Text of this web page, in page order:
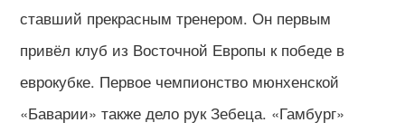
ставший прекрасным тренером. Он первым
привёл клуб из Восточной Европы к победе в
еврокубке. Первое чемпионство мюнхенской
«Баварии» также дело рук Зебеца. «Гамбург»